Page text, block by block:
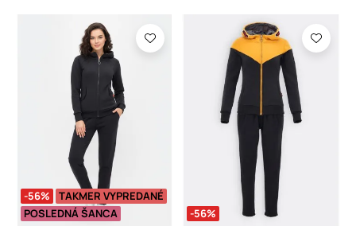
-56%
TAKMER VYPREDANÉ
POSLEDNÁ ŠANCA
-56%